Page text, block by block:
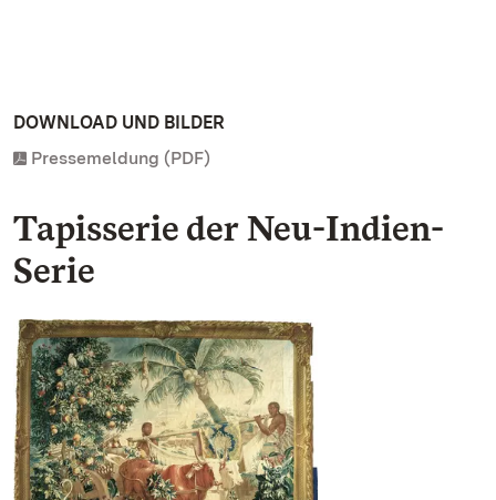
DOWNLOAD UND BILDER
Pressemeldung (PDF)
Tapisserie der Neu-Indien-
Serie